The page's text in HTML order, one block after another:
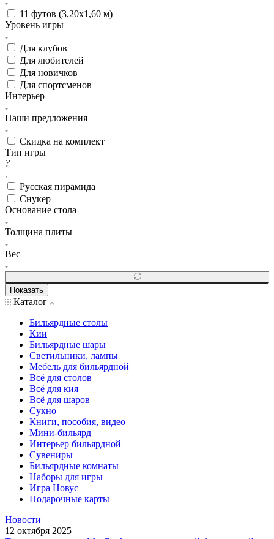
11 футов (3,20х1,60 м)
Уровень игры
Для клубов
Для любителей
Для новичков
Для спортсменов
Интерьер
Наши предложения
Скидка на комплект
Тип игры
?
Русская пирамида
Снукер
Основание стола
Толщина плиты
Вес
Показать
Каталог
Бильярдные столы
Кии
Бильярдные шары
Светильники, лампы
Мебель для бильярдной
Всё для столов
Всё для кия
Всё для шаров
Сукно
Книги, пособия, видео
Мини-бильярд
Интерьер бильярдной
Сувениры
Бильярдные комнаты
Наборы для игры
Игра Новус
Подарочные карты
Новости
12 октября 2025